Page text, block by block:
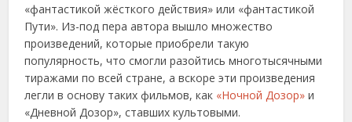
«фантастикой жёсткого действия» или «фантастикой
Пути». Из-под пера автора вышло множество
произведений, которые приобрели такую
популярность, что смогли разойтись многотысячными
тиражами по всей стране, а вскоре эти произведения
легли в основу таких фильмов, как «Ночной Дозор» и
«Дневной Дозор», ставших культовыми.